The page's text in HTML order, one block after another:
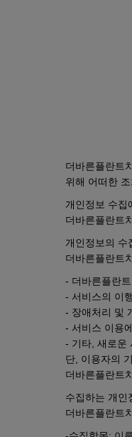
더바른플란트
위해 어떠한
개인정보 수집
더바른플란트
개인정보의 수
더바른플란트
- 더바른플란
- 서비스의 이
- 장애처리 및
- 서비스 이용
- 기타, 새로운
단, 이용자의
더바른플란트
수집하는 개인
더바른플란트